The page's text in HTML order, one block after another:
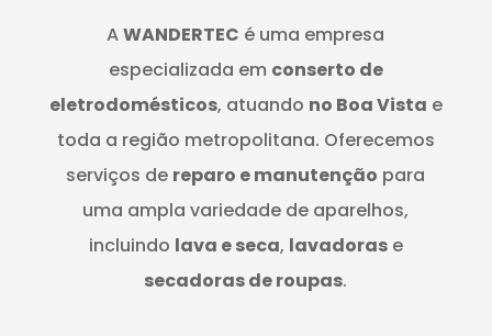
AWANDERTEC é uma empresa
especializada em conserto de
eletrodomésticos, atuando no Boa Vista e
toda a região metropolitana. Oferecemos
serviços de reparo e manutenção para
uma ampla variedade de aparelhos,
incluindo lava e seca, lavadorase
secadoras de roupas.